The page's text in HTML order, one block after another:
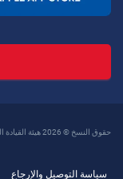
حقوق النسخ © 2026 هيئة القيادة الدولية. جميع الحقوق محفوظة
سياسة التوصيل والإرجاع